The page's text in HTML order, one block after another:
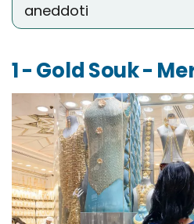
aneddoti
1 - Gold Souk -